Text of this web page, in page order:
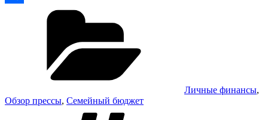
Отправить
Личные финансы,
Обзор прессы, Семейный бюджет